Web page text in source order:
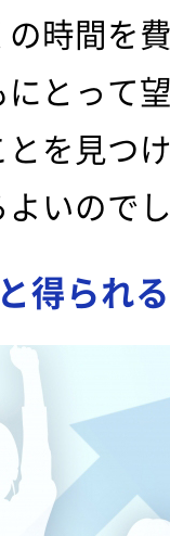
時間を
とって
を見つ
いので
得られ